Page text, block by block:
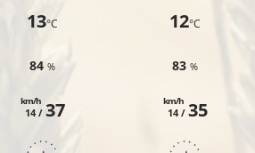
13°C
84%
14 /
km/h 37
12°C
83%
14 /
km/h 35